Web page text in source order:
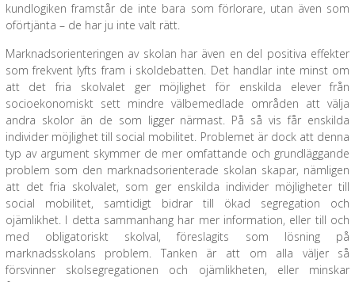
kundlogiken framstår de inte bara som förlorare, utan även som
oförtjänta – de har ju inte valt rätt.
Marknadsorienteringen av skolan har även en del positiva effekter
som frekvent lyfts fram i skoldebatten. Det handlar inte minst om
att det fria skolvalet ger möjlighet för enskilda elever från
socioekonomiskt sett mindre välbemedlade områden att välja
andra skolor än de som ligger närmast. På så vis får enskilda
individer möjlighet till social mobilitet. Problemet är dock att denna
typ av argument skymmer de mer omfattande och grundläggande
problem som den marknadsorienterade skolan skapar, nämligen
att det fria skolvalet, som ger enskilda individer möjligheter till
social mobilitet, samtidigt bidrar till ökad segregation och
ojämlikhet. I detta sammanhang har mer information, eller till och
med obligatoriskt skolval, föreslagits som lösning på
marknadsskolans problem. Tanken är att om alla väljer så
försvinner skolsegregationen och ojämlikheten, eller minskar